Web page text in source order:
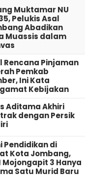
Muktamar NU
Pelukis Asal
Abadikan
Muassis dalam
Rencana Pinjaman
Pemkab
Ini Kata
Kebijakan
Aditama Akhiri
dengan Persik
Pendidikan di
Kota Jombang,
Mojongapit 3 Hanya
Satu Murid Baru